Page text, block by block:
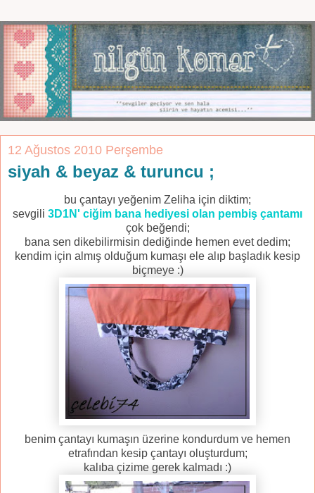
12 Ağustos 2010 Perşembe
siyah & beyaz & turuncu ;
bu çantayı yeğenim Zeliha için diktim;
sevgili 3D1N' ciğim bana hediyesi olan pembiş çantamı
çok beğendi;
bana sen dikebilirmisin dediğinde hemen evet dedim;
kendim için almış olduğum kumaşı ele alıp başladık kesip
biçmeye :)
benim çantayı kumaşın üzerine kondurdum ve hemen
etrafından kesip çantayı oluşturdum;
kalıba çizime gerek kalmadı :)